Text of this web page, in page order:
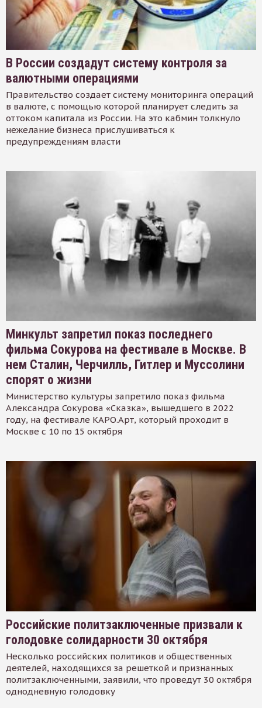
В России создадут систему контроля за
валютными операциями
Правительство создает систему мониторинга операций
в валюте, с помощью которой планирует следить за
оттоком капитала из России. На это кабмин толкнуло
нежелание бизнеса прислушиваться к
предупреждениям власти
Минкульт запретил показ последнего
фильма Сокурова на фестивале в Москве. В
нем Сталин, Черчилль, Гитлер и Муссолини
спорят о жизни
Министерство культуры запретило показ фильма
Александра Сокурова «Сказка», вышедшего в 2022
году, на фестивале КАРО.Арт, который проходит в
Москве с 10 по 15 октября
Российские политзаключенные призвали к
голодовке солидарности 30 октября
Несколько российских политиков и общественных
деятелей, находящихся за решеткой и признанных
политзаключенными, заявили, что проведут 30 октября
однодневную голодовку